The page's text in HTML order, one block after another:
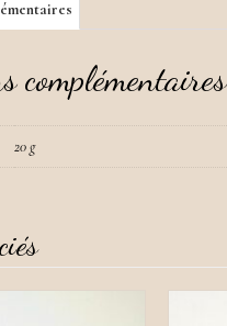
complémentaires
20 g